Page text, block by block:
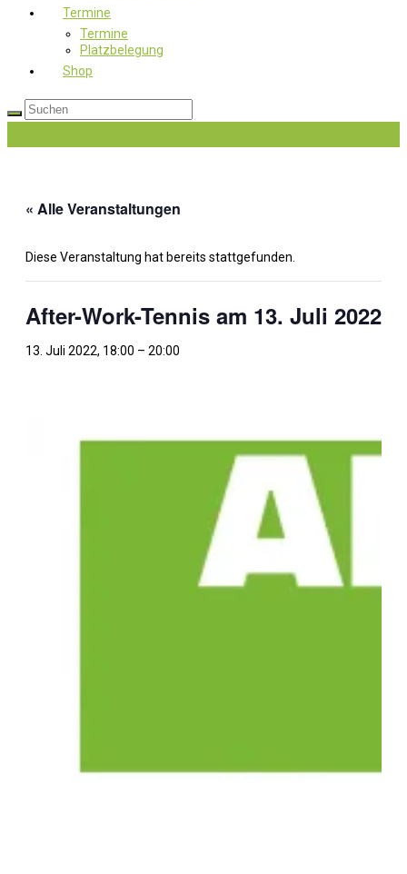
Termine
Termine
Platzbelegung
Shop
« Alle Veranstaltungen
Diese Veranstaltung hat bereits stattgefunden.
After-Work-Tennis am 13. Juli 2022
13. Juli 2022, 18:00 – 20:00